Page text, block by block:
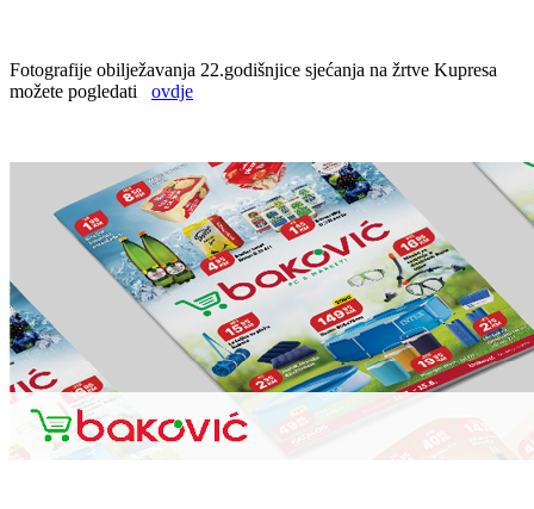
Fotografije obilježavanja 22.godišnjice sjećanja na žrtve Kupresa
možete pogledati ovdje